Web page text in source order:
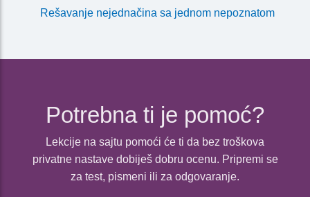
Rešavanje nejednačina sa jednom nepoznatom
Potrebna ti je pomoć?
Lekcije na sajtu pomoći će ti da bez troškova
privatne nastave dobiješ dobru ocenu. Pripremi se
za test, pismeni ili za odgovaranje.